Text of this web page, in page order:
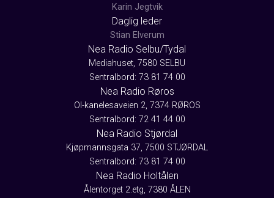
Karin Jegtvik
Daglig leder
Stian Elverum
Nea Radio Selbu/Tydal
Mediahuset, 7580 SELBU
Sentralbord: 73 81 74 00
Nea Radio Røros
Ol-kanelesaveien 2, 7374 RØROS
Sentralbord: 72 41 44 00
Nea Radio Stjørdal
Kjøpmannsgata 37, 7500 STJØRDAL
Sentralbord: 73 81 74 00
Nea Radio Holtålen
Ålentorget 2.etg, 7380 ÅLEN